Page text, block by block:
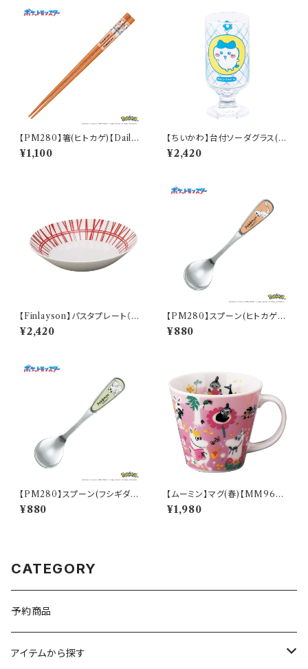
【PM280】箸(ヒトカゲ)【Daily
Sketch】PM282-840
¥1,100
【ちいかわ】台付ソーダグラス(ハ
チワレ)【CKW40】CKW42-81
3
¥2,420
【Finlayson】パスタプレート（レ
ッド）【コロナ】
¥2,420
【PM280】スプーン(ヒトカゲ)
【Daily Sketch】PM282-850
¥880
【PM280】スプーン(フシギダ
ネ)【Daily Sketch】PM281-8
50
¥880
【ムーミン】マグ(春)【MM960
0】MM9601-11
¥1,980
CATEGORY
予約商品
アイテムから探す